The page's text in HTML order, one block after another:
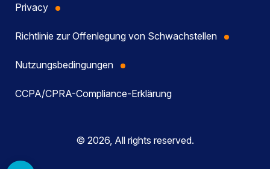
Privacy
Richtlinie zur Offenlegung von Schwachstellen
Nutzungsbedingungen
CCPA/CPRA-Compliance-Erklärung
© 2026, All rights reserved.